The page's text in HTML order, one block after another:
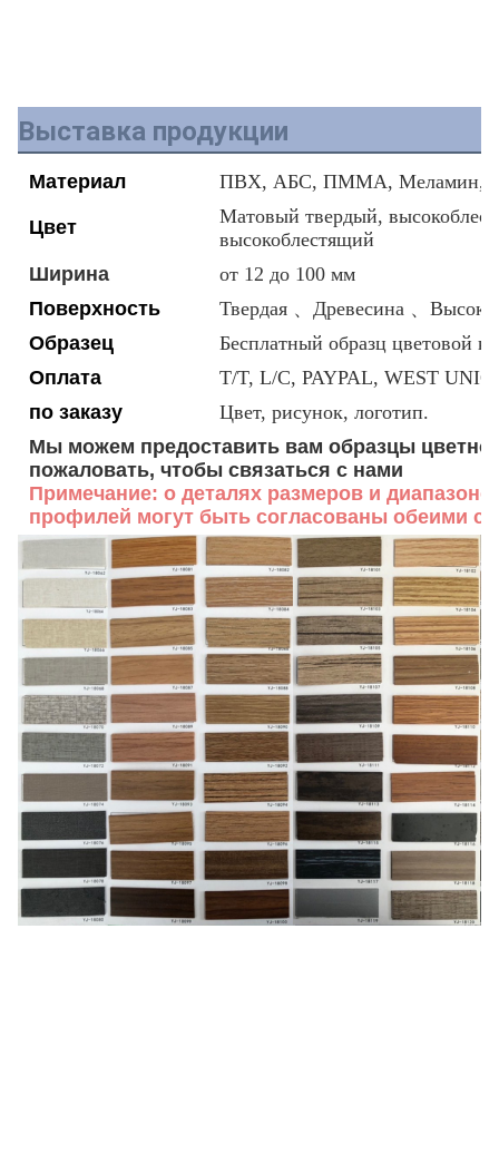
Выставка продукции
Материал ПВХ, АБС, ПММА, Меламин,
Цвет
Матовый твердый,
высокоблестящий
Ширина
от 12 до 100 мм
Поверхность
Твердая 、Древесина 、
Образец
Бесплатный образц цветовой
Оплата
T/T, L/C, PAYPAL, WEST
по заказу
Цвет, рисунок, логотип.
Мы можем предоставить вам образцы
пожаловать, чтобы связаться с нами
Примечание: о деталях размеров и
профилей могут быть согласованы обеими